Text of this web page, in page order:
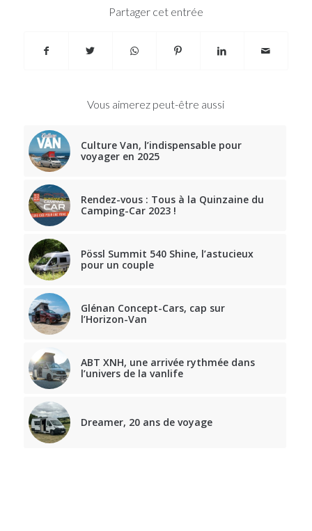
Partager cet entrée
Vous aimerez peut-être aussi
Culture Van, l’indispensable pour
voyager en 2025
Rendez-vous : Tous à la Quinzaine du
Camping-Car 2023 !
Pössl Summit 540 Shine, l’astucieux
pour un couple
Glénan Concept-Cars, cap sur
l’Horizon-Van
ABT XNH, une arrivée rythmée dans
l’univers de la vanlife
Dreamer, 20 ans de voyage